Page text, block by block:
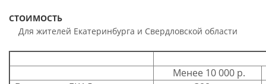
СТОИМОСТЬ
Для жителей Екатеринбурга и Свердловской области
Менее 10 000 р.